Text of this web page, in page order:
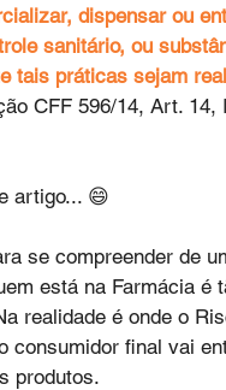
dispensar ou
sanitário, ou
tais práticas sejam
CFF 596/14, Art.
artigo... 😄
se compreender de
está na Farmácia é
realidade é onde o
consumidor final vai
produtos.